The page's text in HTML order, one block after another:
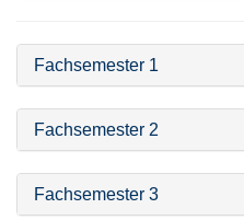
Fachsemester 1
Fachsemester 2
Fachsemester 3